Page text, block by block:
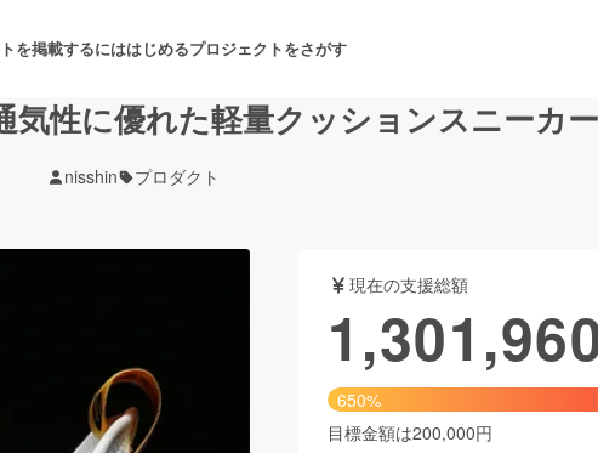
を掲載するにははじめるプロジェクトをさがす
舞台・パフォーマンス
開発 ファッ
性に優れた軽量クッションスニーカ
nisshin プロダクト
現在の支援総額
650%
目標金額は200,000円